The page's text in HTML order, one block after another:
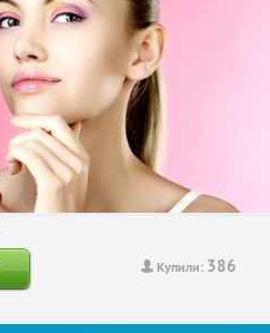
Купили: 386